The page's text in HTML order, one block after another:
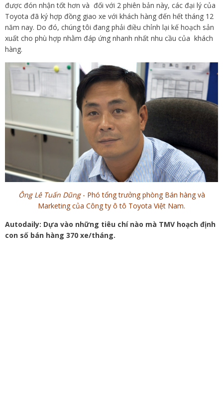
được đón nhận tốt hơn và đối với 2 phiên bản này, các đại lý của
Toyota đã ký hợp đồng giao xe với khách hàng đến hết tháng 12
năm nay. Do đó, chúng tôi đang phải điều chỉnh lại kế hoạch sản
xuất cho phù hợp nhằm đáp ứng nhanh nhất nhu cầu của khách
hàng.
Ông Lê Tuấn Dũng- Phó tổng trưởng phòng Bán hàng và
Marketing của Công ty ô tô Toyota Việt Nam.
Autodaily: Dựa vào những tiêu chí nào mà TMV hoạch định
con số bán hàng 370 xe/tháng.